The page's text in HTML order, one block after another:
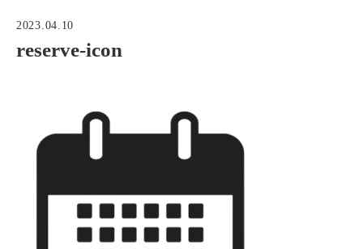
2023.04.10
reserve-icon